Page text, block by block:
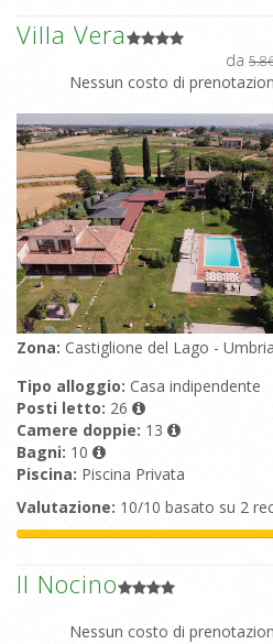
Villa Vera
da
Nessun costo di
Zona: Castiglione del Lago - Umbria
Tipo alloggio: Casa indipendente
Posti letto: 26
Camere doppie: 13
Bagni: 10
Piscina: Piscina Privata
Valutazione: 10/10 basato su 2
Il Nocino
Nessun costo di